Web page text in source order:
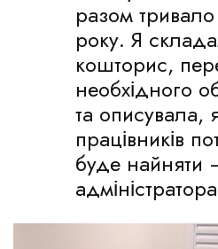
разом тривало
року. Я
кошторис,
необхідного
та описувала,
працівників
буде найняти